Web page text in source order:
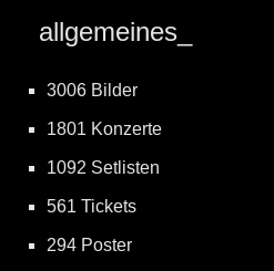
allgemeines_
3006 Bilder
1801 Konzerte
1092 Setlisten
561 Tickets
294 Poster